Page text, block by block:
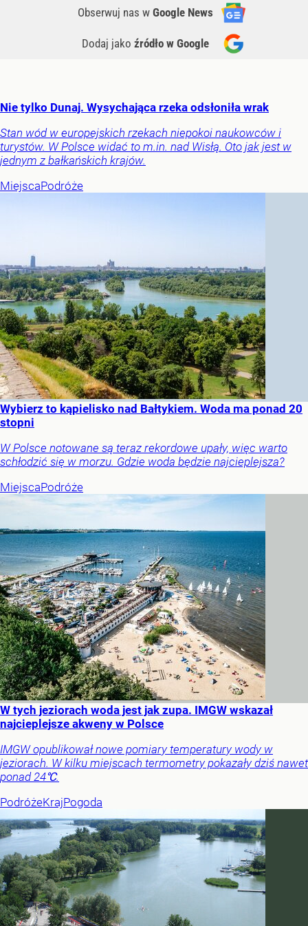
Obserwuj nas w Google News
Dodaj jako źródło w Google
Nie tylko Dunaj. Wysychająca rzeka odsłoniła wrak
Stan wód w europejskich rzekach niepokoi naukowców i
turystów. W Polsce widać to m.in. nad Wisłą. Oto jak jest w
jednym z bałkańskich krajów.
MiejscaPodróże
Wybierz to kąpielisko nad Bałtykiem. Woda ma ponad 20
stopni
W Polsce notowane są teraz rekordowe upały, więc warto
schłodzić się w morzu. Gdzie woda będzie najcieplejsza?
MiejscaPodróże
W tych jeziorach woda jest jak zupa. IMGW wskazał
najcieplejsze akweny w Polsce
IMGW opublikował nowe pomiary temperatury wody w
jeziorach. W kilku miejscach termometry pokazały dziś nawet
ponad 24℃.
PodróżeKrajPogoda